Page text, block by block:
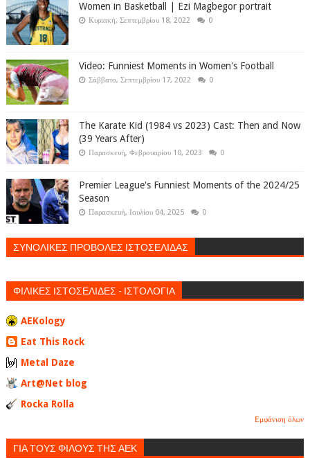
Women in Basketball | Ezi Magbegor portrait
Κυριακή, Σεπτεμβρίου 18, 2022 0
Video: Funniest Moments in Women's Football
Σάββατο, Σεπτεμβρίου 17, 2022 0
The Karate Kid (1984 vs 2023) Cast: Then and Now
(39 Years After)
Παρασκευή, Φεβρουαρίου 10, 2023 0
Premier League's Funniest Moments of the 2024/25
Season
Παρασκευή, Ιουλίου 04, 2025 0
ΣΥΝΟΛΙΚΕΣ ΠΡΟΒΟΛΕΣ ΙΣΤΟΣΕΛΙΔΑΣ
ΦΙΛΙΚΕΣ ΙΣΤΟΣΕΛΙΔΕΣ - ΙΣΤΟΛΟΓΙΑ
AEKology
Eat This Rock
Metal Daze
Art@Net blog
Rocka Rolla
Εμφάνιση όλων
ΓΙΑ ΤΟΥΣ ΦΙΛΟΥΣ ΤΗΣ ΑΕΚ